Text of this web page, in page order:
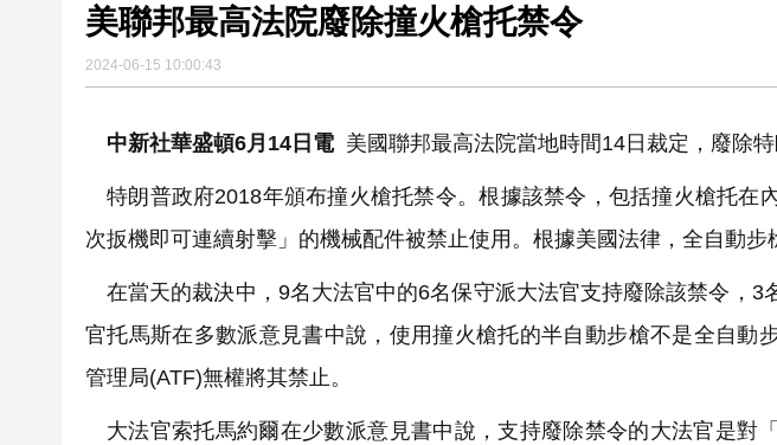
美聯邦最高法院廢除撞火槍托禁令
2024-06-15 10:00:43
中新社華盛頓6月14日電 美國聯邦最高法院當地時間14日裁定，廢除
特朗普政府2018年頒布撞火槍托禁令。根據該禁令，包括撞火槍托在
次扳機即可連續射擊」的機械配件被禁止使用。根據美國法律，全自動步
在當天的裁決中，9名大法官中的6名保守派大法官支持廢除該禁令，3
官托馬斯在多數派意見書中說，使用撞火槍托的半自動步槍不是全自動
管理局(ATF)無權將其禁止。
大法官索托馬約爾在少數派意見書中說，支持廢除禁令的大法官是對